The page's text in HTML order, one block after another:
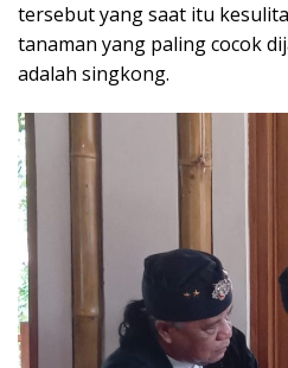
tersebut yang saat itu
tanaman yang paling cocok
adalah singkong.